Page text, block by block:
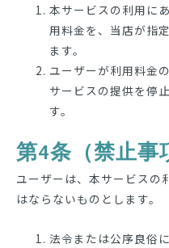
本サービスの利用に
用料金を、当店が指
ます。
ユーザーが利用料金
サービスの提供を停
す。
第4条（禁止事
ユーザーは、本サービスの
はならないものとします。
法令または公序良俗